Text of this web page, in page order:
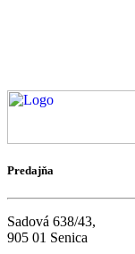
Predajňa
Sadová 638/43,
905 01 Senica